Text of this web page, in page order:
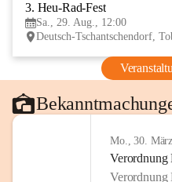
3. Heu-Rad-Fest
Sa., 29. Aug., 12:00
Deutsch-Tschantschendorf,
Mo., 30.
Verordnung
Verordnung